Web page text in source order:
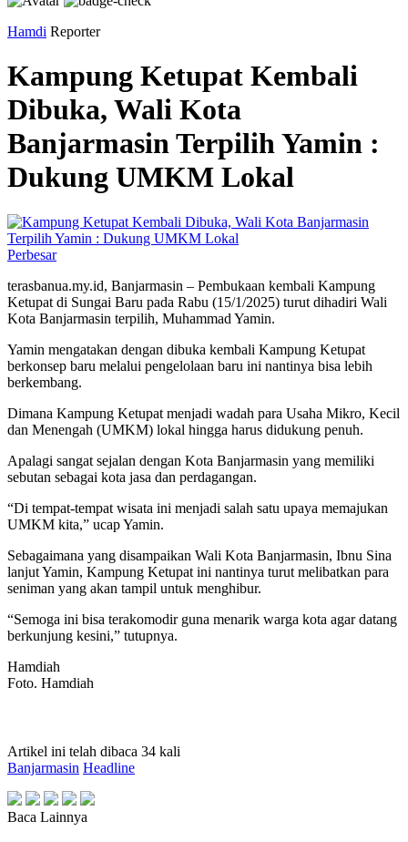
Hamdi Reporter
Kampung Ketupat Kembali
Dibuka, Wali Kota
Banjarmasin Terpilih Yamin :
Dukung UMKM Lokal
Perbesar
terasbanua.my.id, Banjarmasin – Pembukaan kembali Kampung
Ketupat di Sungai Baru pada Rabu (15/1/2025) turut dihadiri Wali
Kota Banjarmasin terpilih, Muhammad Yamin.
Yamin mengatakan dengan dibuka kembali Kampung Ketupat
berkonsep baru melalui pengelolaan baru ini nantinya bisa lebih
berkembang.
Dimana Kampung Ketupat menjadi wadah para Usaha Mikro, Kecil
dan Menengah (UMKM) lokal hingga harus didukung penuh.
Apalagi sangat sejalan dengan Kota Banjarmasin yang memiliki
sebutan sebagai kota jasa dan perdagangan.
“Di tempat-tempat wisata ini menjadi salah satu upaya memajukan
UMKM kita,” ucap Yamin.
Sebagaimana yang disampaikan Wali Kota Banjarmasin, Ibnu Sina
lanjut Yamin, Kampung Ketupat ini nantinya turut melibatkan para
seniman yang akan tampil untuk menghibur.
“Semoga ini bisa terakomodir guna menarik warga kota agar datang
berkunjung kesini,” tutupnya.
Hamdiah
Foto. Hamdiah
Artikel ini telah dibaca 34 kali
Banjarmasin Headline
Baca Lainnya